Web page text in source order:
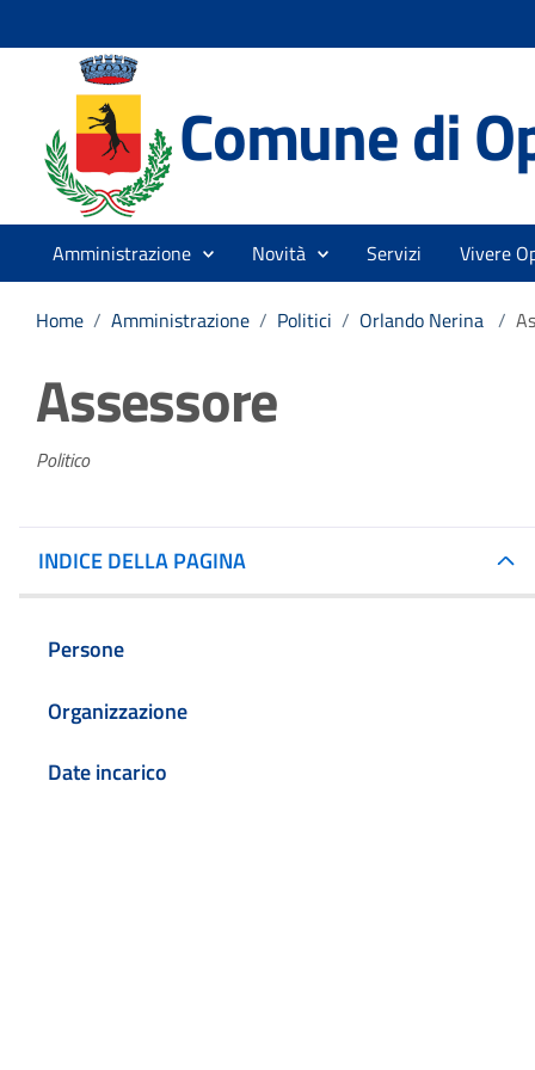
Comune di
Amministrazione Novità Servizi Vivere
Home / Amministrazione / Politici / Orlando Nerina /
Assessore
Politico
INDICE DELLA PAGINA
Persone
Organizzazione
Date incarico